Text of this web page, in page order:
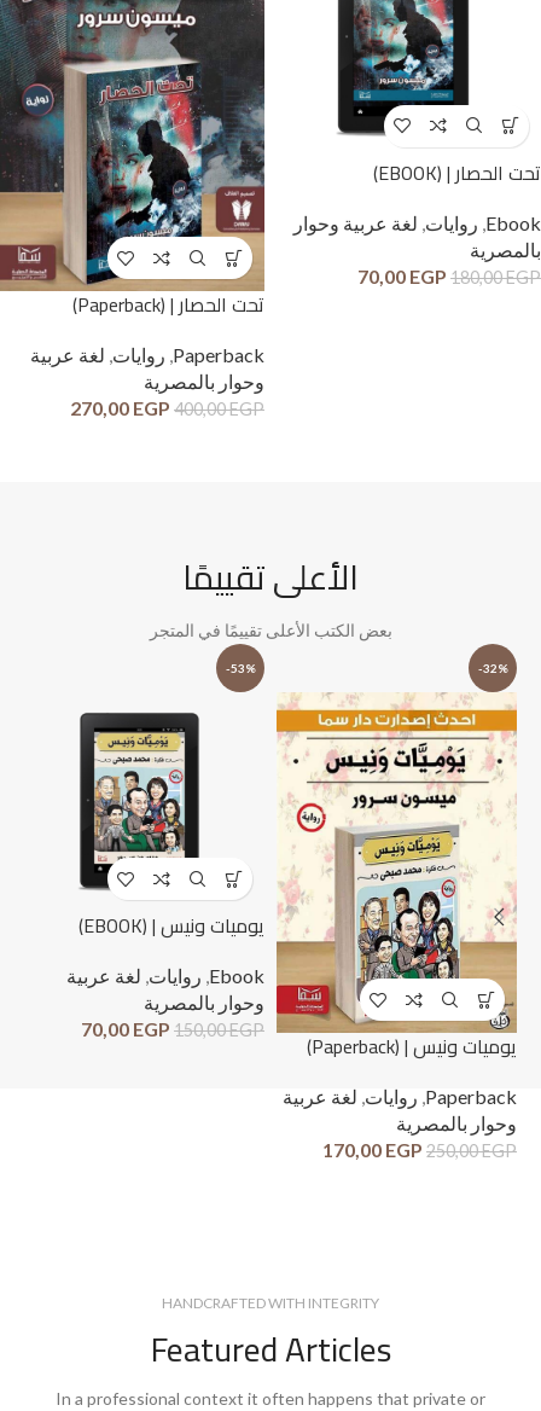
تحت الحصار | (EBOOK)
Ebook
, روايات, لغة عربية وحوار
بالمصرية
180,00EGP
70,00 EGP
تحت الحصار | (Paperback)
Paperback
, روايات, لغة عربية
وحوار بالمصرية
400,00EGP
270,00 EGP
الأعلى تقييمًا
بعض الكتب الأعلى تقييمًا في المتجر
-32%
يوميات ونيس | (Paperback)
Paperback
, روايات, لغة عربية
وحوار بالمصرية
250,00EGP
170,00 EGP
-53%
يوميات ونيس | (EBOOK)
Ebook
, روايات, لغة عربية
وحوار بالمصرية
150,00EGP
70,00 EGP
HANDCRAFTED WITH INTEGRITY
Featured Articles
In a professional context it often happens that private or